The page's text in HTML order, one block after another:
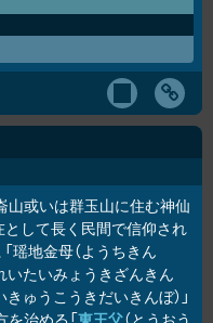
山或いは群玉山に住む神仙
として長く民間で信仰され
「瑶地金母（ようちきん
いたいみょうきざんきん
きゅうこうきだいきんぼ）」
治める「東王父（とうおう